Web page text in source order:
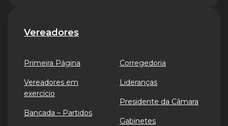
Vereadores
Primeira Página
Vereadores em
exercício
Bancada – Partidos
Corregedoria
Lideranças
Presidente da Câmara
Gabinetes